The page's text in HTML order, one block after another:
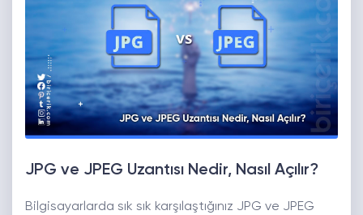
JPG ve JPEG Uzantısı Nedir, Nasıl Açılır?
Bilgisayarlarda sık sık karşılaştığınız JPG ve JPEG